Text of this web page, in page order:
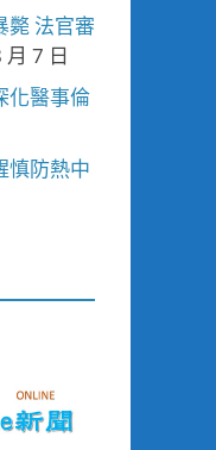
斃 法官審
7 日
化醫事倫
防熱中